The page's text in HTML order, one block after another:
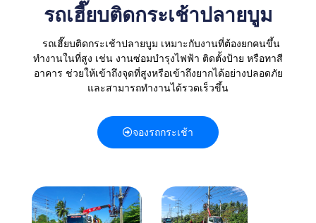
รถเฮี๊ยบติดกระเช้าปลายบูม
รถเฮี๊ยบติดกระเช้าปลายบูม เหมาะกับงานที่ต้องยกคนขึ้น
ทำงานในที่สูง เช่น งานซ่อมบำรุงไฟฟ้า ติดตั้งป้าย หรือทาสี
อาคาร ช่วยให้เข้าถึงจุดที่สูงหรือเข้าถึงยากได้อย่างปลอดภัย
และสามารถทำงานได้รวดเร็วขึ้น
จองรถกระเช้า